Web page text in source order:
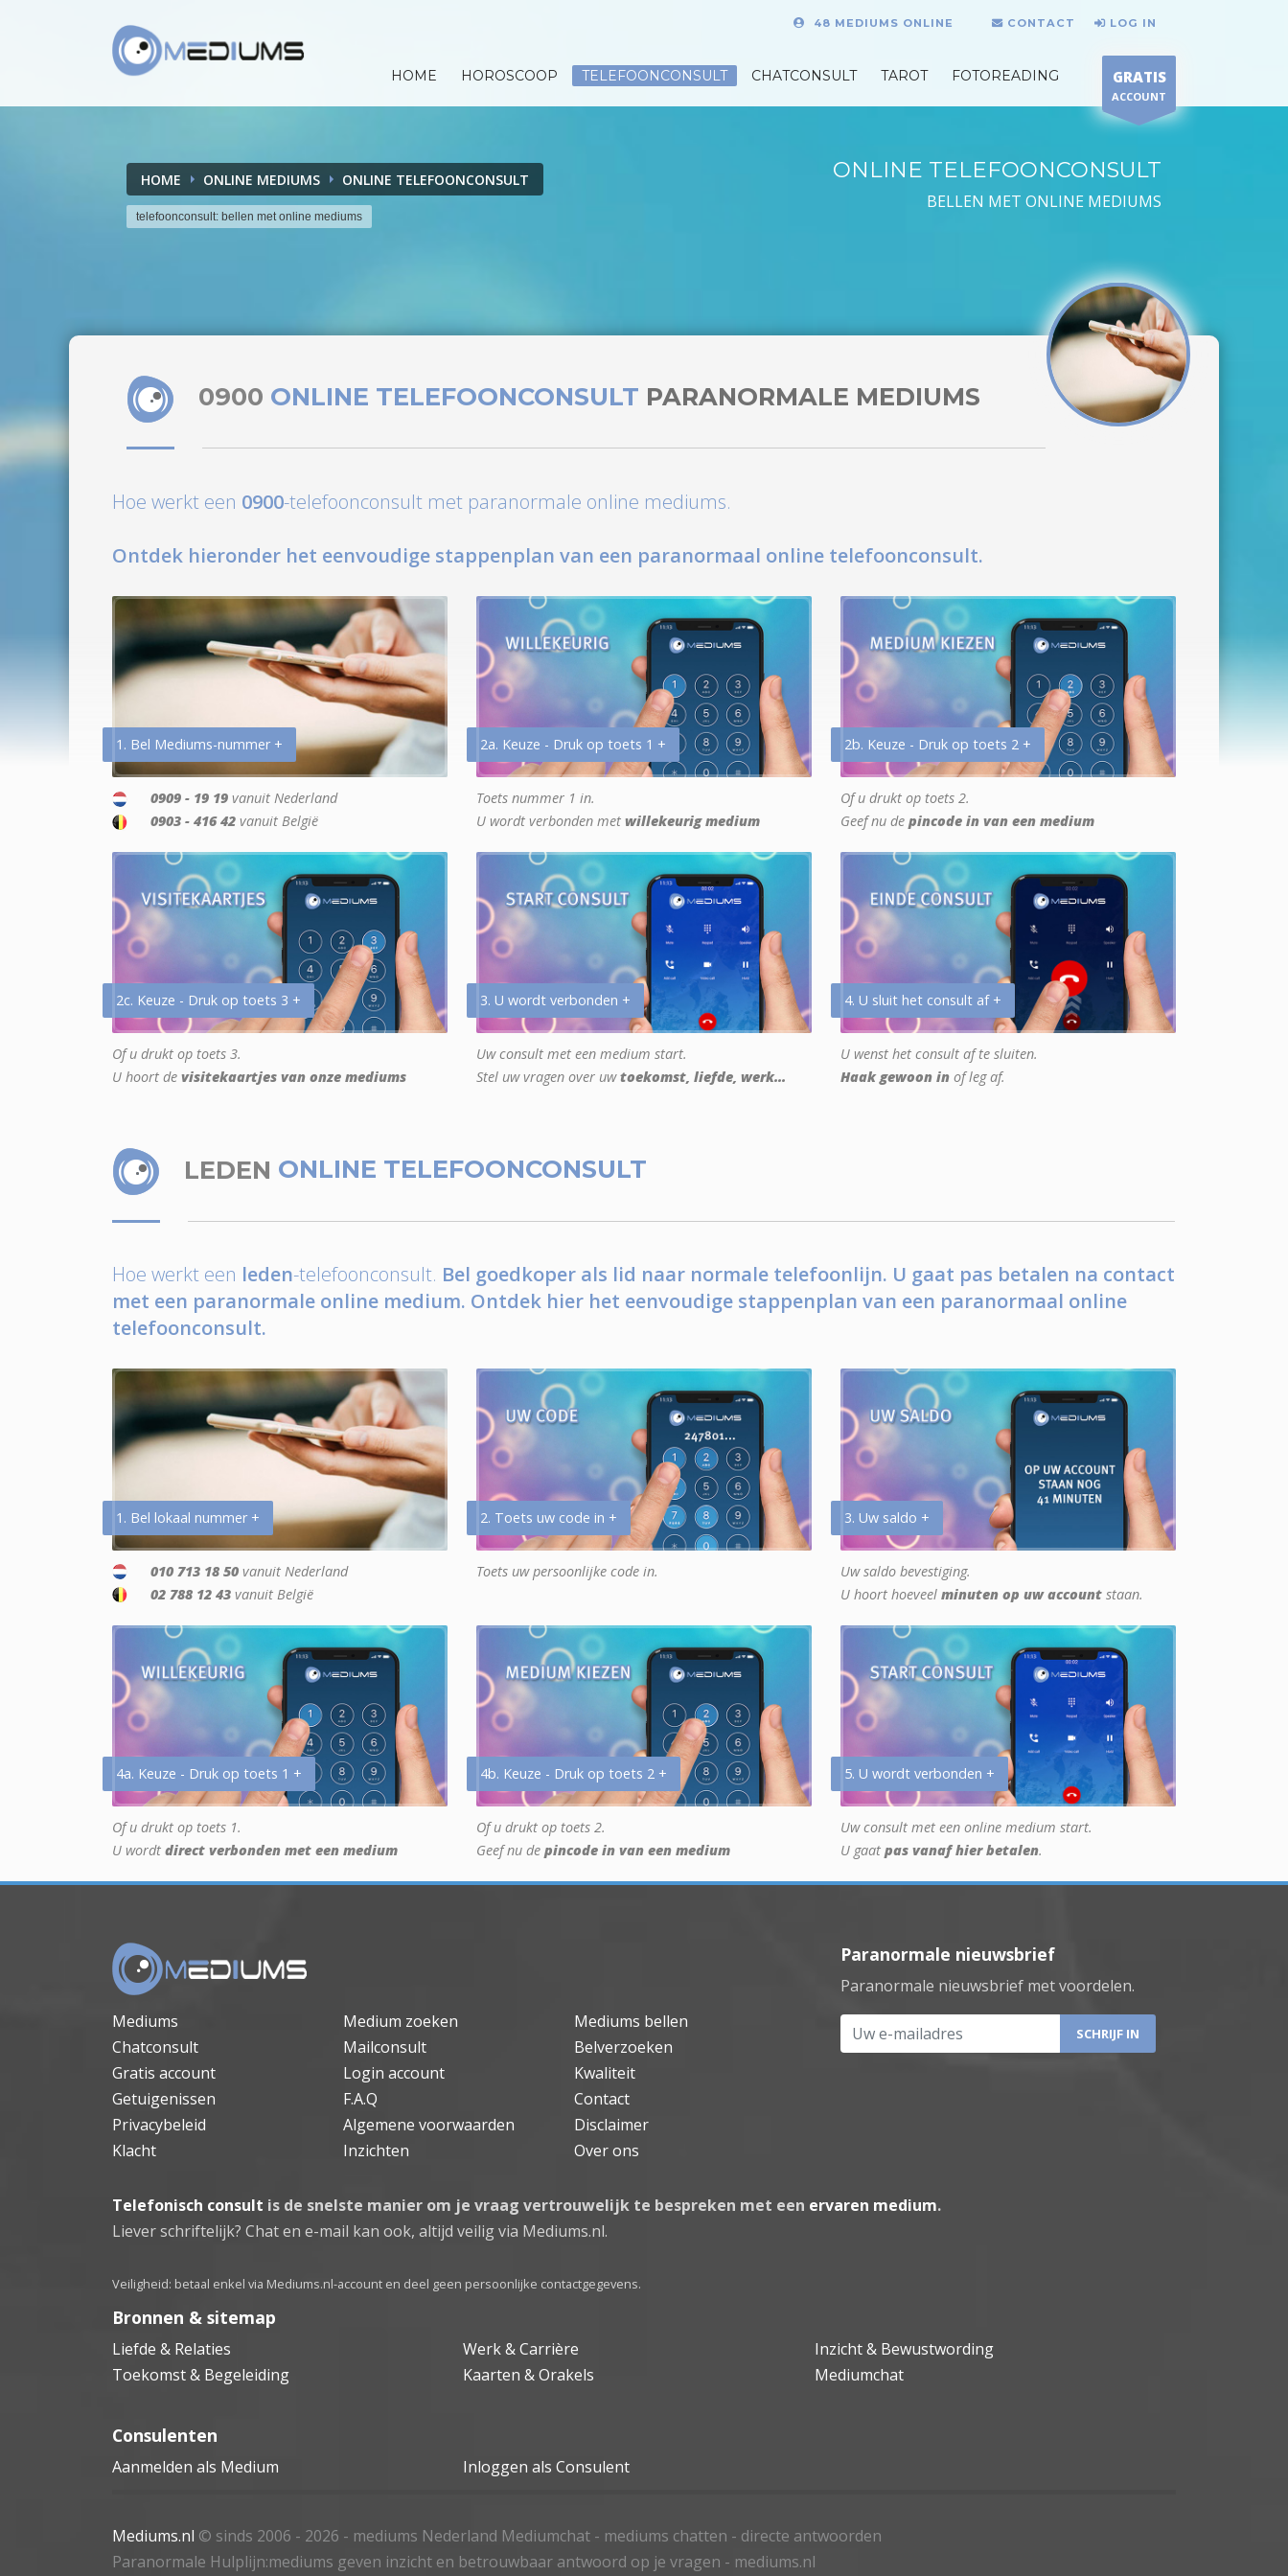
48 MEDIUMS ONLINE CONTACT LOG IN
HOME HOROSCOOP TELEFOONCONSULT CHATCONSULT TAROT FOTOREADING GRATIS
ACCOUNT
HOME ONLINE MEDIUMS ONLINE TELEFOONCONSULT
telefoonconsult: bellen met online mediums
ONLINE TELEFOONCONSULT
BELLEN MET ONLINE MEDIUMS
0900 ONLINE TELEFOONCONSULT PARANORMALE MEDIUMS
Hoe werkt een 0900-telefoonconsult met paranormale online mediums.
Ontdek hieronder het eenvoudige stappenplan van een paranormaal online telefoonconsult.
1. Bel Mediums-nummer +
0909 - 19 19 vanuit Nederland
0903 - 416 42 vanuit België
2a. Keuze - Druk op toets 1 +
Toets nummer 1 in.
U wordt verbonden met willekeurig medium
2b. Keuze - Druk op toets 2 +
Of u drukt op toets 2.
Geef nu de pincode in van een medium
2c. Keuze - Druk op toets 3 +
Of u drukt op toets 3.
U hoort de visitekaartjes van onze mediums
3. U wordt verbonden +
Uw consult met een medium start.
Stel uw vragen over uwtoekomst, liefde, werk...
4. U sluit het consult af +
U wenst het consult af te sluiten.
Haak gewoon in of leg af.
LEDEN ONLINE TELEFOONCONSULT
Hoe werkt een leden-telefoonconsult. Bel goedkoper als lid naar normale telefoonlijn. U gaat pas betalen na contact
met een paranormale online medium. Ontdek hier het eenvoudige stappenplan van een paranormaal online
telefoonconsult.
1. Bel lokaal nummer +
010 713 18 50 vanuit Nederland
02 788 12 43 vanuit België
2. Toets uw code in +
Toets uw persoonlijke code in.
3. Uw saldo +
Uw saldo bevestiging.
U hoort hoeveel minuten op uw account staan.
4a. Keuze - Druk op toets 1 +
Of u drukt op toets 1.
U wordt direct verbonden met een medium
4b. Keuze - Druk op toets 2 +
Of u drukt op toets 2.
Geef nu de pincode in van een medium
5. U wordt verbonden +
Uw consult met een online medium start.
U gaat pas vanaf hier betalen.
Mediums Medium zoeken
Mediums bellen
Chatconsult
Mailconsult
Belverzoeken
Gratis account
Login account
Kwaliteit
Getuigenissen
F.A.Q
Contact
Privacybeleid
Algemene voorwaarden
Disclaimer
Klacht
Inzichten Over ons
Paranormale nieuwsbrief
Paranormale nieuwsbrief met voordelen.
Uw e-mailadres
Telefonisch consult is de snelste manier om je vraag vertrouwelijk te bespreken met een ervaren medium.
Liever schriftelijk? Chat en e-mail kan ook, altijd veilig via Mediums.nl.
Veiligheid: betaal enkel via Mediums.nl-account en deel geen persoonlijke contactgegevens.
Bronnen & sitemap
Liefde & Relaties Werk & Carrière
Inzicht & Bewustwording
Toekomst & Begeleiding
Kaarten & Orakels Mediumchat
Consulenten
Aanmelden als Medium Inloggen als Consulent
Mediums.nl © sinds 2006 - 2026 - mediums Nederland Mediumchat - mediums chatten - directe antwoorden
Paranormale Hulplijn:mediums geven inzicht en betrouwbaar antwoord op je vragen - mediums.nl